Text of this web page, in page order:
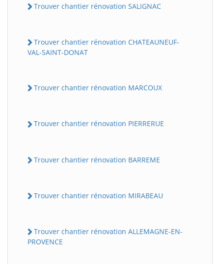
Trouver chantier rénovation SALIGNAC
Trouver chantier rénovation CHATEAUNEUF-
VAL-SAINT-DONAT
Trouver chantier rénovation MARCOUX
Trouver chantier rénovation PIERRERUE
Trouver chantier rénovation BARREME
Trouver chantier rénovation MIRABEAU
Trouver chantier rénovation ALLEMAGNE-EN-
PROVENCE